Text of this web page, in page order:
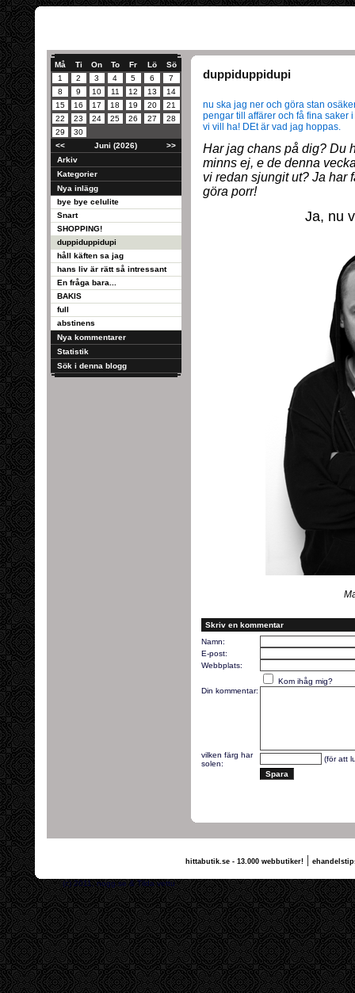
Må Ti On To Fr Lö
Sö
1
2 3 4 5 6
7
8
9 10 11 12 13
14
15
16 17 18 19 20
21
22
23 24 25 26 27
28
29
30
<<
Juni (2026)
>>
Arkiv
Kategorier
Nya inlägg
bye bye celulite
Snart
SHOPPING!
duppiduppidupi
håll käften sa jag
hans liv är rätt så intressant
En fråga bara...
BAKIS
full
abstinens
Nya kommentarer
Statistik
Sök i denna blogg
duppiduppidupi
nu ska jag ner och göra stan
pengar till affärer och få fina saker
vi vill ha! DEt är vad jag hoppas.
Har jag chans på dig? Du
minns ej, e de denna
vi redan sjungit ut? Ja har
göra porr!
Ja, nu
Skriv en kommentar
Namn:
E-post:
Webbplats:
Kom ihåg mig?
Din kommentar:
vilken färg har
solen:
(för att
hittabutik.se - 13.000 webbutiker!|
(c) 2011, nogg.se & Tilda vettu